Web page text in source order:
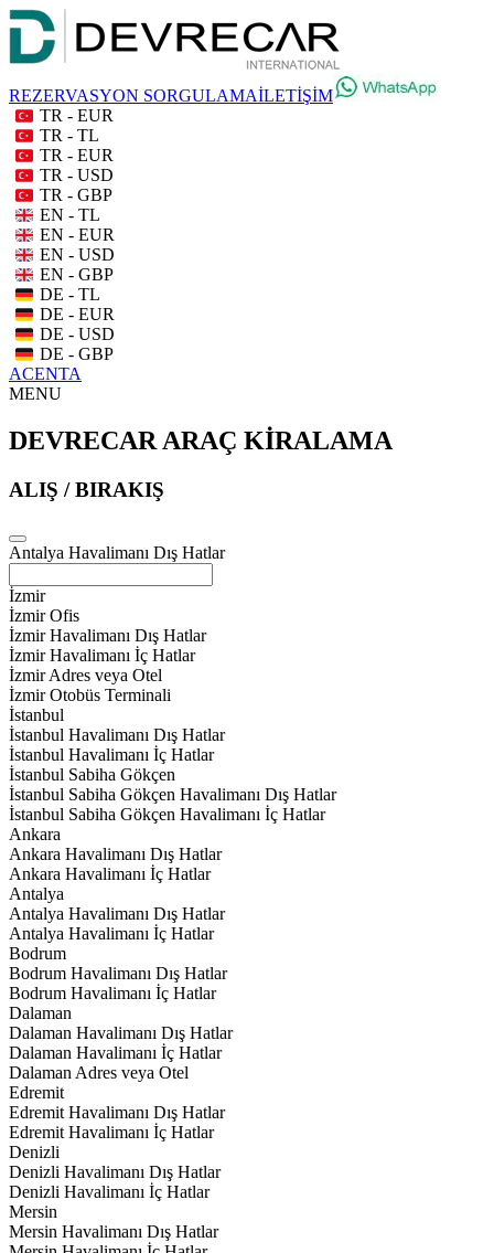
REZERVASYON SORGULAMAİLETİŞİM
TR - EUR
TR - TL
TR - EUR
TR - USD
TR - GBP
EN - TL
EN - EUR
EN - USD
EN - GBP
DE - TL
DE - EUR
DE - USD
DE - GBP
ACENTA
MENU
DEVRECAR ARAÇ KİRALAMA
ALIŞ / BIRAKIŞ
Antalya Havalimanı Dış Hatlar
İzmir
İzmir Ofis
İzmir Havalimanı Dış Hatlar
İzmir Havalimanı İç Hatlar
İzmir Adres veya Otel
İzmir Otobüs Terminali
İstanbul
İstanbul Havalimanı Dış Hatlar
İstanbul Havalimanı İç Hatlar
İstanbul Sabiha Gökçen
İstanbul Sabiha Gökçen Havalimanı Dış Hatlar
İstanbul Sabiha Gökçen Havalimanı İç Hatlar
Ankara
Ankara Havalimanı Dış Hatlar
Ankara Havalimanı İç Hatlar
Antalya
Antalya Havalimanı Dış Hatlar
Antalya Havalimanı İç Hatlar
Bodrum
Bodrum Havalimanı Dış Hatlar
Bodrum Havalimanı İç Hatlar
Dalaman
Dalaman Havalimanı Dış Hatlar
Dalaman Havalimanı İç Hatlar
Dalaman Adres veya Otel
Edremit
Edremit Havalimanı Dış Hatlar
Edremit Havalimanı İç Hatlar
Denizli
Denizli Havalimanı Dış Hatlar
Denizli Havalimanı İç Hatlar
Mersin
Mersin Havalimanı Dış Hatlar